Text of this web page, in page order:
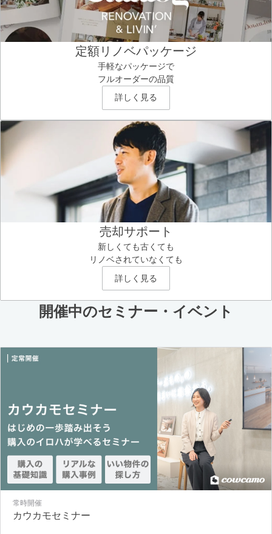
定額リノベパッケージ
手軽なパッケージで
フルオーダーの品質
詳しく見る
売却サポート
新しくても古くても
リノベされていなくても
詳しく見る
開催中のセミナー・イベント
常時開催
カウカモセミナー